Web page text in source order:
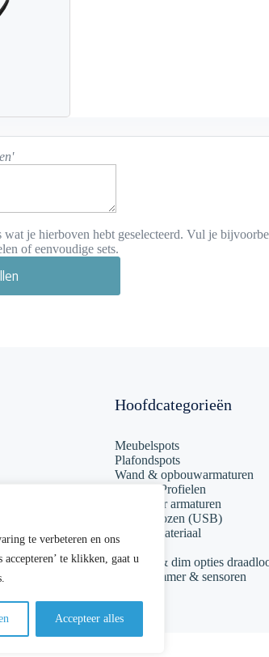
te verbeteren en ons
te klikken, gaat u
Accepteer alles
je hierboven hebt geselecteerd. Vul je
of eenvoudige sets.
Hoofdcategorieën
Meubelspots
Plafondspots
Wand & opbouwarmaturen
Strips & Profielen
Badkamer armaturen
Contactdozen (USB)
Schakelmateriaal
Domotica
Schakel & dim opties
Touchdimmer & sensoren
PrivacyverklaringSitemap